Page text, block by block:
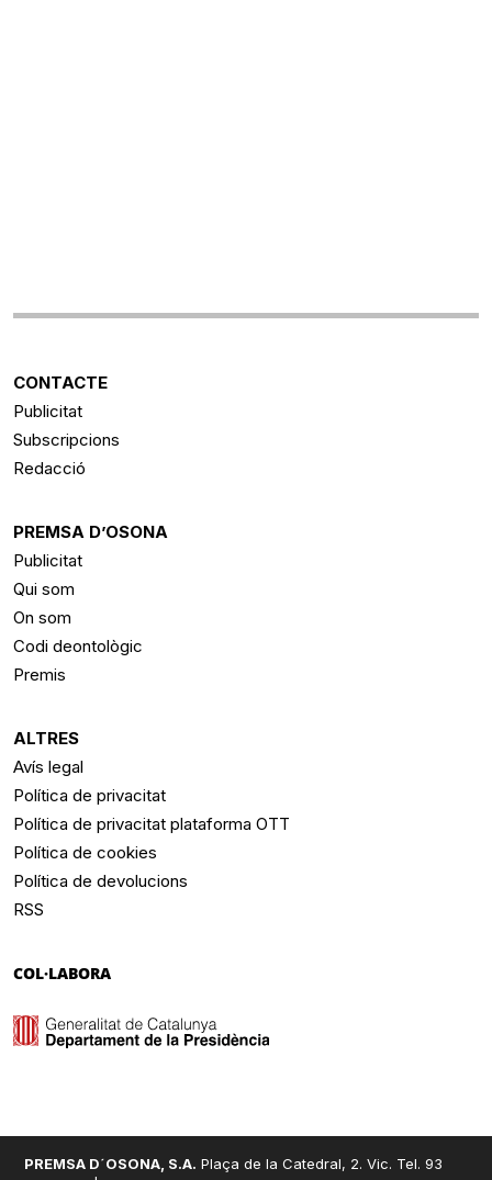
CONTACTE
Publicitat
Subscripcions
Redacció
PREMSA D’OSONA
Publicitat
Qui som
On som
Codi deontològic
Premis
ALTRES
Avís legal
Política de privacitat
Política de privacitat plataforma OTT
Política de cookies
Política de devolucions
RSS
COL·LABORA
PREMSA D´OSONA, S.A. Plaça de la Catedral, 2. Vic. Tel. 93